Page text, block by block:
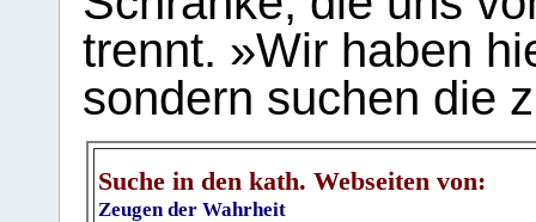
trennt. »Wir haben
sondern suchen die
Suche in den kath. Webseiten von:
Zeugen der Wahrheit